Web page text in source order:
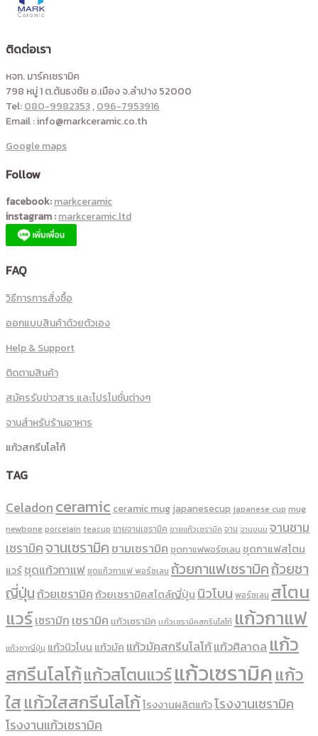
ติดต่อเรา
หจก. มาร์คเซรามิค
798 หมู่ 1 ต.ต้นธงชัย อ.เมือง จ.ลำปาง 52000
Tel:080-9982353,096-7953916
Email : info@markceramic.co.th
Google maps
Follow
facebook:markceramic
instagram :markceramic.ltd
FAQ
วิธีการการสั่งซื้อ
ออกแบบสินค้าด้วยตัวเอง
Help & Support
ติดตามสินค้า
สมัครรับข่าวสาร และโปรโมชั่นต่างๆ
จานสำหรับร้านอาหาร
แก้วสกรีนโลโก้
TAG
Celadonceramic ceramic mug japanesecup japanese cup mug
newbone porcelain teacup ขายจานเซรามิค ขายแก้วเซรามิค จาน จานขนม จานชาม
เซรามิคจานเซรามิคชามเซรามิคชุดกาแฟพอร์ชเลน ชุดกาแฟสโตน
แวร์ชุดแก้วกาแฟชุดแก้วกาแฟ พอร์ซเลน ถ้วยกาแฟเซรามิคถ้วยชา
ญี่ปุ่นถ้วยเซรามิคถ้วยเซรามิคสไตล์ญี่ปุ่นนิวโบนพอร์ซเลน สโตน
แวร์เซรามิกเซรามิคเเก้วเซรามิค เเก้วเซรามิคสกรีนโลโก้ แก้วกาแฟ
แก้วชาญี่ปุ่น แก้วนิวโบนแก้วมัคแก้วมัคสกรีนโลโก้แก้วศิลาดลแก้ว
สกรีนโลโก้แก้วสโตนแวร์แก้วเซรามิคแก้ว
ใสแก้วใสสกรีนโลโก้โรงงานผลิตแก้วโรงงานเซรามิค
โรงงานแก้วเซรามิค